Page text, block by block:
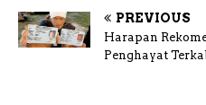
PREVIOUS
Harapan
Penghayat